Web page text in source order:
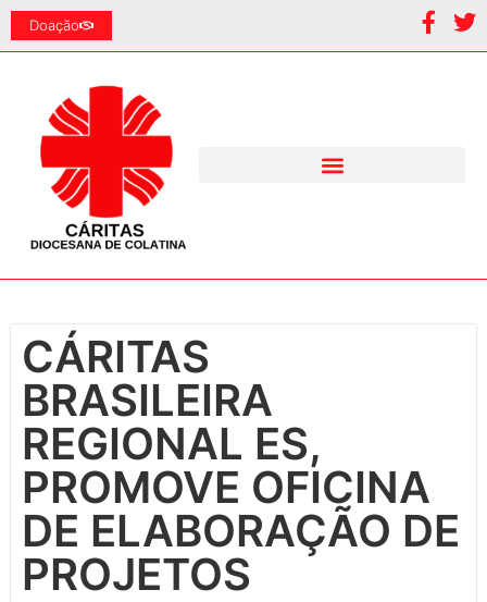
Doação
CÁRITAS
BRASILEIRA
REGIONAL ES,
PROMOVE OFICINA
DE ELABORAÇÃO DE
PROJETOS